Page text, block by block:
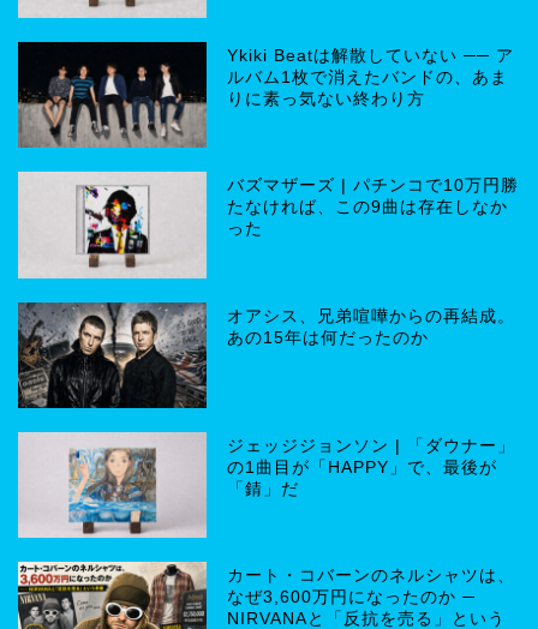
Ykiki Beatは解散していない ── ア
ルバム1枚で消えたバンドの、あま
りに素っ気ない終わり方
バズマザーズ | パチンコで10万円勝
たなければ、この9曲は存在しなか
った
オアシス、兄弟喧嘩からの再結成。
あの15年は何だったのか
ジェッジジョンソン | 「ダウナー」
の1曲目が「HAPPY」で、最後が
「錆」だ
カート・コバーンのネルシャツは、
なぜ3,600万円になったのか ─
NIRVANAと「反抗を売る」という